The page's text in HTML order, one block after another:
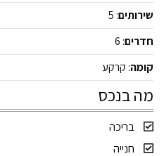
שירותים: 5
חדרים: 6
קומה: קרקע
מה בנכס
בריכה
חנייה